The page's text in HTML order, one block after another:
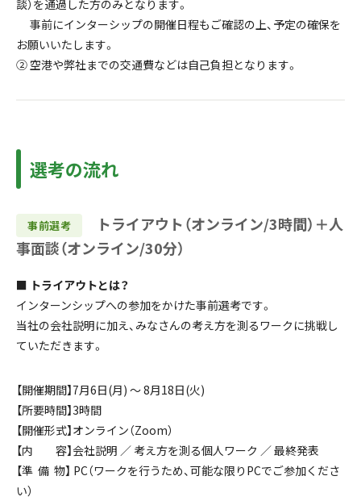
談）を通過した方のみとなります。
事前にインターシップの開催日程もご確認の上、予定の確保を
お願いいたします。
② 空港や弊社までの交通費などは自己負担となります。
選考の流れ
事前選考
トライアウト（オンライン/3時間）＋人
事面談（オンライン/30分）
■ トライアウトとは？
インターンシップへの参加をかけた事前選考です。
当社の会社説明に加え、みなさんの考え方を測るワークに挑戦し
ていただきます。
【開催期間】7月6日(月) ～ 8月18日(火)
【所要時間】3時間
【開催形式】オンライン（Zoom）
【内 容】会社説明 ／ 考え方を測る個人ワーク ／ 最終発表
【準 備 物】 PC（ワークを行うため、可能な限りPCでご参加くださ
い）